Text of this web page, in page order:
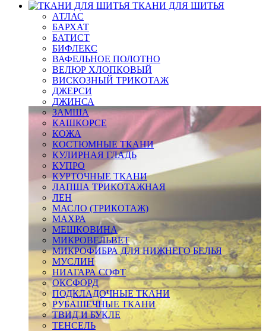
ТКАНИ ДЛЯ ШИТЬЯ
АТЛАС
БАРХАТ
БАТИСТ
БИФЛЕКС
ВАФЕЛЬНОЕ ПОЛОТНО
ВЕЛЮР ХЛОПКОВЫЙ
ВИСКОЗНЫЙ ТРИКОТАЖ
ДЖЕРСИ
ДЖИНСА
ЗАМША
КАШКОРСЕ
КОЖА
КОСТЮМНЫЕ ТКАНИ
КУЛИРНАЯ ГЛАДЬ
КУПРО
КУРТОЧНЫЕ ТКАНИ
ЛАПША ТРИКОТАЖНАЯ
ЛЕН
МАСЛО (ТРИКОТАЖ)
МАХРА
МЕШКОВИНА
МИКРОВЕЛЬВЕТ
МИКРОФИБРА ДЛЯ НИЖНЕГО БЕЛЬЯ
МУСЛИН
НИАГАРА СОФТ
ОКСФОРД
ПОДКЛАДОЧНЫЕ ТКАНИ
РУБАШЕЧНЫЕ ТКАНИ
ТВИД И БУКЛЕ
ТЕНСЕЛЬ